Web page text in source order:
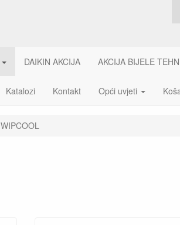
DAIKIN AKCIJA AKCIJA BIJELE
Katalozi Kontakt Opći uvjeti
WIPCOOL